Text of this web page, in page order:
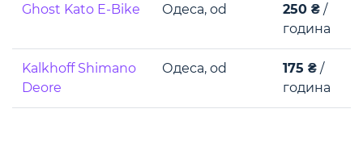
Ghost Kato E-Bike Одеса, od 250 ₴ /
година
Kalkhoff Shimano
Deore
Одеса, od 175 ₴ /
година